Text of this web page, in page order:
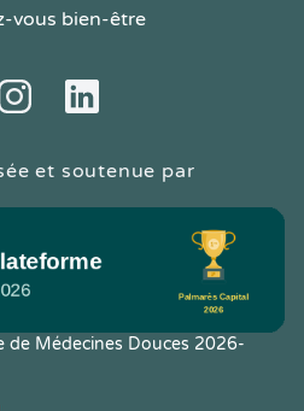
vous bien-être
LinkedIn
et soutenue par
de Médecines Douces 2026-